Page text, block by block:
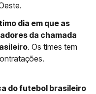
dia em que as
da chamada
. Os times tem
do futebol brasileiro